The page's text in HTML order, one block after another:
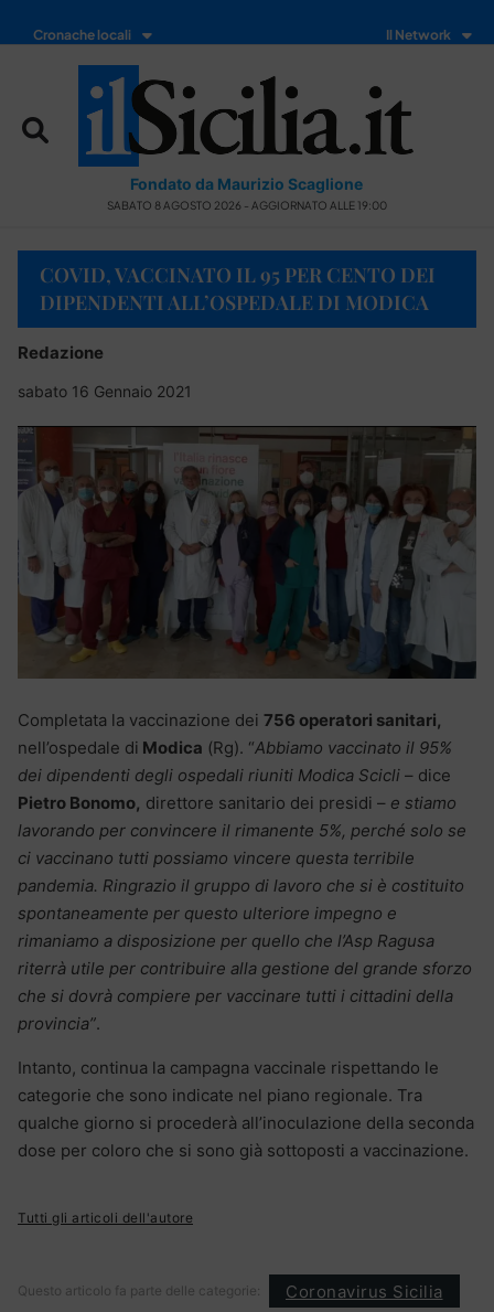
Cronache locali Il Network
Fondato da Maurizio Scaglione
SABATO 8 AGOSTO 2026 - AGGIORNATO ALLE 19:00
COVID, VACCINATO IL 95 PER CENTO DEI
DIPENDENTI ALL’OSPEDALE DI MODICA
Redazione
sabato 16 Gennaio 2021
Completata la vaccinazione dei 756 operatori sanitari,
nell’ospedale di Modica (Rg). “Abbiamo vaccinato il 95%
dei dipendenti degli ospedali riuniti Modica Scicli – dice
Pietro Bonomo, direttore sanitario dei presidi – e stiamo
lavorando per convincere il rimanente 5%, perché solo se
ci vaccinano tutti possiamo vincere questa terribile
pandemia. Ringrazio il gruppo di lavoro che si è costituito
spontaneamente per questo ulteriore impegno e
rimaniamo a disposizione per quello che l’Asp Ragusa
riterrà utile per contribuire alla gestione del grande sforzo
che si dovrà compiere per vaccinare tutti i cittadini della
provincia”.
Intanto, continua la campagna vaccinale rispettando le
categorie che sono indicate nel piano regionale. Tra
qualche giorno si procederà all’inoculazione della seconda
dose per coloro che si sono già sottoposti a vaccinazione.
Tutti gli articoli dell'autore
Questo articolo fa parte delle categorie: Coronavirus Sicilia